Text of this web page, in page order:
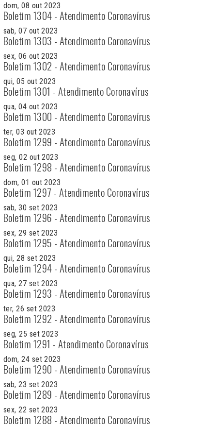
dom, 08 out 2023
Boletim 1304 - Atendimento Coronavírus
sab, 07 out 2023
Boletim 1303 - Atendimento Coronavírus
sex, 06 out 2023
Boletim 1302 - Atendimento Coronavírus
qui, 05 out 2023
Boletim 1301 - Atendimento Coronavírus
qua, 04 out 2023
Boletim 1300 - Atendimento Coronavírus
ter, 03 out 2023
Boletim 1299 - Atendimento Coronavírus
seg, 02 out 2023
Boletim 1298 - Atendimento Coronavírus
dom, 01 out 2023
Boletim 1297 - Atendimento Coronavírus
sab, 30 set 2023
Boletim 1296 - Atendimento Coronavírus
sex, 29 set 2023
Boletim 1295 - Atendimento Coronavírus
qui, 28 set 2023
Boletim 1294 - Atendimento Coronavírus
qua, 27 set 2023
Boletim 1293 - Atendimento Coronavírus
ter, 26 set 2023
Boletim 1292 - Atendimento Coronavírus
seg, 25 set 2023
Boletim 1291 - Atendimento Coronavírus
dom, 24 set 2023
Boletim 1290 - Atendimento Coronavírus
sab, 23 set 2023
Boletim 1289 - Atendimento Coronavírus
sex, 22 set 2023
Boletim 1288 - Atendimento Coronavírus